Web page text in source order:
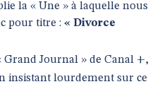
la « Une » à laquelle nous
pour titre : « Divorce
Grand Journal » de Canal +,
insistant lourdement sur ce